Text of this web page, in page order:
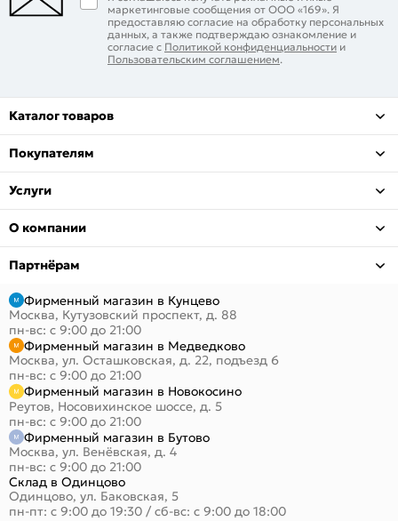
маркетинговые сообщения от ООО «169». Я
предоставляю согласие на обработку персональных
данных, а также подтверждаю ознакомление и
согласие с Политикой конфиденциальности и
Пользовательским соглашением.
Каталог товаров
Покупателям
Услуги
О компании
Партнёрам
Фирменный магазин в Кунцево
Москва, Кутузовский проспект, д. 88
пн-вс: с 9:00 до 21:00
Фирменный магазин в Медведково
Москва, ул. Осташковская, д. 22, подъезд 6
пн-вс: с 9:00 до 21:00
Фирменный магазин в Новокосино
Реутов, Носовихинское шоссе, д. 5
пн-вс: с 9:00 до 21:00
Фирменный магазин в Бутово
Москва, ул. Венёвская, д. 4
пн-вс: с 9:00 до 21:00
Склад в Одинцово
Одинцово, ул. Баковская, 5
пн-пт: с 9:00 до 19:30 / сб-вс: с 9:00 до 18:00